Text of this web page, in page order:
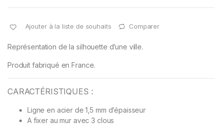
Ajouter à la liste de souhaits Comparer
Représentation de la silhouette d’une ville.
Produit fabriqué en France.
CARACTÉRISTIQUES :
Ligne en acier de 1,5 mm d’épaisseur
A fixer au mur avec 3 clous